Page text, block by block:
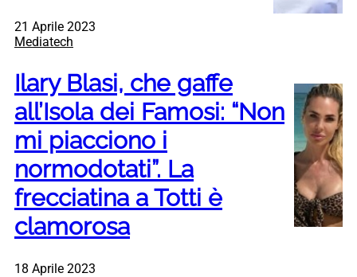
21 Aprile 2023
Mediatech
Ilary Blasi, che gaffe
all’Isola dei Famosi: “Non
mi piacciono i
normodotati”. La
frecciatina a Totti è
clamorosa
18 Aprile 2023